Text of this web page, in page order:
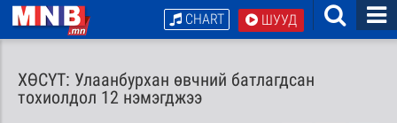
ШУУД
CHART
ХӨСҮТ: Улаанбурхан өвчний батлагдсан
тохиолдол 12 нэмэгджээ